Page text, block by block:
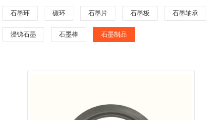
石墨环 碳环 石墨片 石墨板 石墨轴承
浸锑石墨 石墨棒 石墨制品